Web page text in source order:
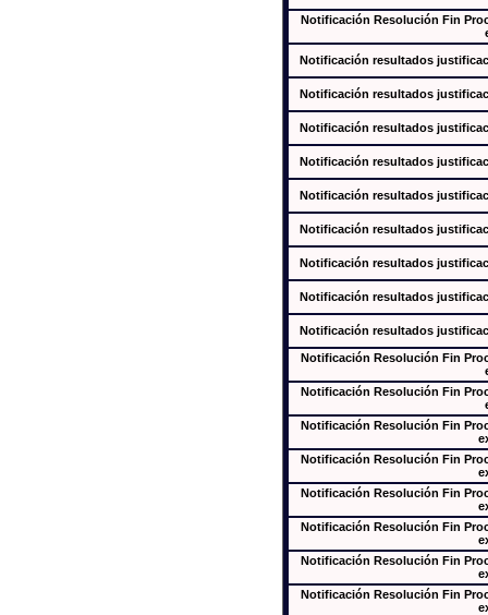
Notificación Resolución Fin
Notificación resultados
Notificación resultados
Notificación resultados
Notificación resultados
Notificación resultados
Notificación resultados
Notificación resultados
Notificación resultados
Notificación resultados
Notificación Resolución Fin
Notificación Resolución Fin
Notificación Resolución Fin
Notificación Resolución Fin
Notificación Resolución Fin
Notificación Resolución Fin
Notificación Resolución Fin
Notificación Resolución Fin